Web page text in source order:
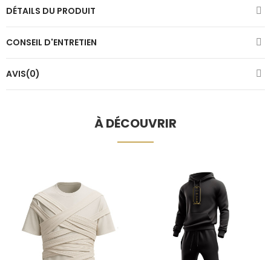
DÉTAILS DU PRODUIT
CONSEIL D'ENTRETIEN
AVIS(0)
À DÉCOUVRIR